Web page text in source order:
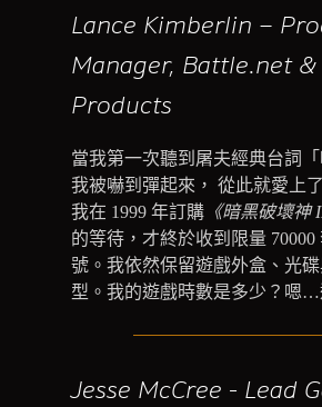
Lance Kimberlin –
Manager, Battle.net
Products
當我第一次聽到屠夫經典台詞
我被嚇到彈起來， 從此就愛上了
我在 1999 年訂購 《暗黑破壞神
的等待，才終於收到限量 70000
號。我依然保留遊戲外盒、光
型。我的遊戲時數是多少？嗯…
Jesse McCree - Lead